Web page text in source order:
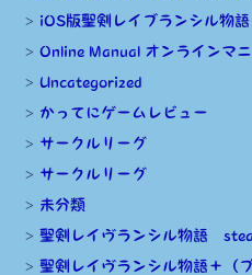
iOS版聖剣レイブランシル物語
Online Manual オンラインマ
Uncategorized
かってにゲームレビュー
サークルリーグ
サークルリーグ
未分類
聖剣レイヴランシル物語
聖剣レイヴランシル物語＋（